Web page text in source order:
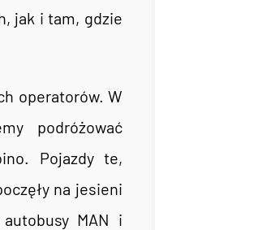
jak i tam, gdzie
operatorów. W
podróżować
Pojazdy te,
na jesieni
MAN i